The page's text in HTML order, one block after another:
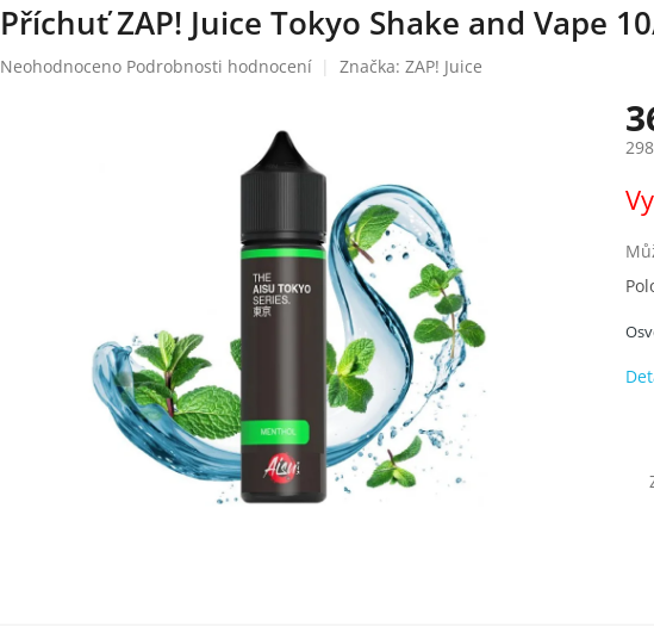
Příchuť ZAP! Juice Tokyo Shake and Vape
Průměrné
Neohodnoceno Podrobnosti hodnocení Značka: ZAP! Juice